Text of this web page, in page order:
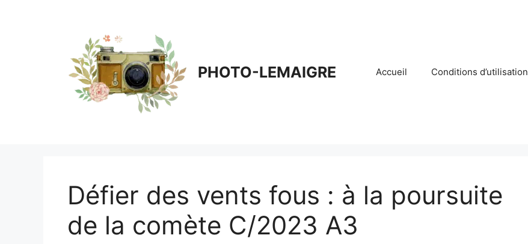
PHOTO-LEMAIGRE Accueil Conditions d’utilisation
Défier des vents fous : à la poursuite
de la comète C/2023 A3